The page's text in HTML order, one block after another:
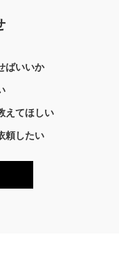
ばいいか
えてほしい
頼したい